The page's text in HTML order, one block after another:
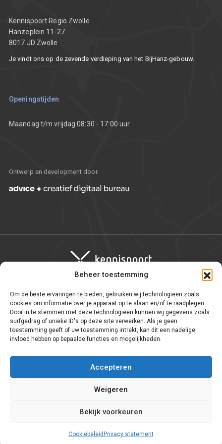
Beheer toestemming
Om de beste ervaringen te bieden, gebruiken wij technologieën zoals
cookies om informatie over je apparaat op te slaan en/of te raadplegen.
Door in te stemmen met deze technologieën kunnen wij gegevens zoals
surfgedrag of unieke ID's op deze site verwerken. Als je geen
toestemming geeft of uw toestemming intrekt, kan dit een nadelige
invloed hebben op bepaalde functies en mogelijkheden.
Accepteren
Weigeren
Bekijk voorkeuren
Cookiebeleid Privacy statement
Partners
Vacatures
Kennispoort Regio Zwolle
Hanzeplein 11-27
8017 JD Zwolle
Je vindt ons op de zevende verdieping van het BijHanz-gebouw.
Openingstijden
Maandag t/m vrijdag 08:30 - 17:00 uur.
Ontwerp en development door
Algemene voorwaarden
Privacy statement
WNT
Cookie-instellingen
Raeth